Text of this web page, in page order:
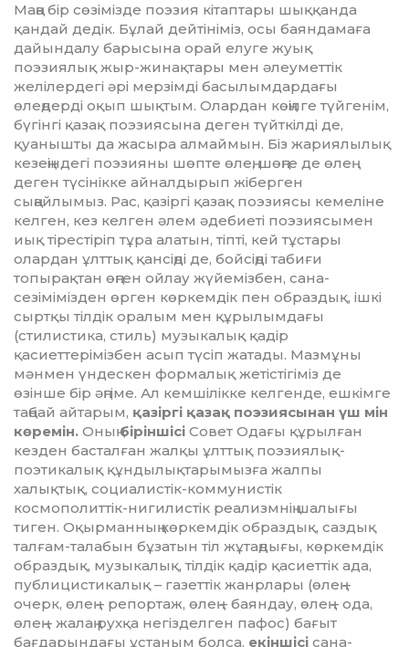
Маңа бір сөзімізде поэзия кітаптары шыққанда
қандай дедік. Бұлай дейтініміз, осы баяндамаға
дайындалу барысына орай елуге жуық
поэзиялық жыр-жинақтары мен әлеуметтік
желілердегі әрі мерзімді ба­сы­лымдардағы
өлеңдерді оқып шықтым. Олардан көңілге түйгенім,
бүгінгі қазақ поэ­зиясына деген түйткілді де,
қуанышты да жасыра алмаймын. Біз жариялылық
кезе­ңіндегі поэзияны шөпте өлең, шөңге де өлең
деген түсінікке айналдырып жіберген
сыңайлымыз. Рас, қазіргі қазақ поэзиясы кемеліне
келген, кез келген әлем әдебиеті поэзиясымен
иық тірестіріп тұра алатын, тіпті, кей тұстары
олардан ұлттық қансіңді де, бойсіңді табиғи
топырақтан өңген ойлау жүйемізбен, сана-
сезімімізден өрген көр­кем­дік пен образдық, ішкі
сыртқы тілдік оралым мен құрылымдағы
(стилистика, стиль) музыкалық қадір
қасиеттерімізбен асып түсіп жатады. Мазмұны
мәнмен үн­дескен формалық жетістігіміз де
өзінше бір әңгіме. Ал кемшілікке келгенде, ешкімге
таңбай айтарым, қазіргі қазақ поэзиясынан үш мін
көремін. Оныңбіріншісі Совет Одағы құрылған
кезден басталған жалқы ұлттық поэзиялық-
поэтикалық құнды­лық­тары­мыз­ға жалпы
халықтық, социалис­тік-ком­мунистік
космополиттік-нигилистік реа­лизмнің шалығы
тиген. Оқырманның көр­кемдік образдық, саздық
талғам-тала­бын бұзатын тіл жұтаңдығы, көркемдік
об­раздық, музыкалық, тілдік қадір қасиет­тік ада,
публицистикалық – газеттік жанрлары (өлең –
очерк, өлең – репортаж, өлең – баяндау, өлең – ода,
өлең – жалаң рухқа негіз­делген пафос) бағыт
бағдарындағы ұстаным болса, екіншісі сана-